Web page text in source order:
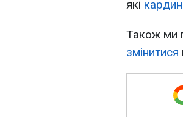
які
Також ми
змінитися